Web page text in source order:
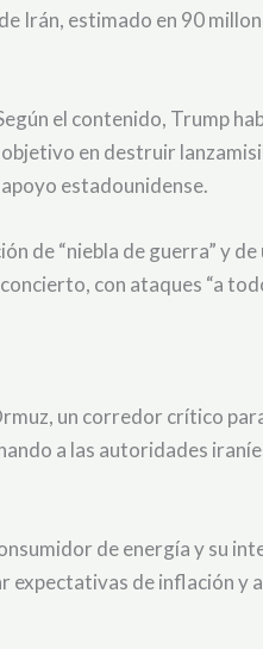
Irán, estimado en 90
el contenido, Trump
en destruir
estadounidense.
“niebla de guerra” y
con ataques “a
un corredor crítico
a las autoridades
de energía y su
de inflación y